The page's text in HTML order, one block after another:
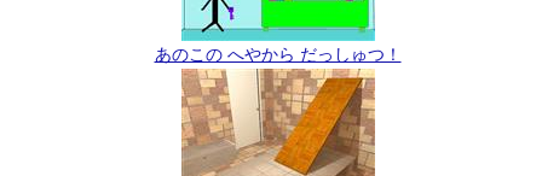
あのこの へやから だっしゅつ！